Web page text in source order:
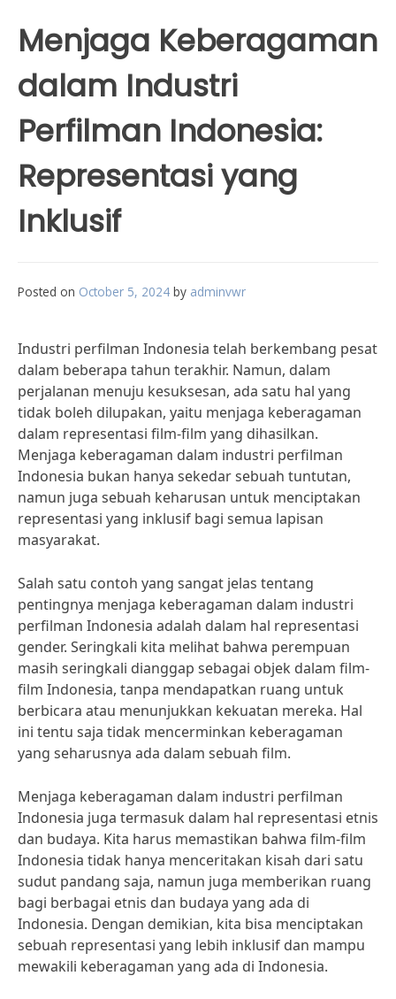
Menjaga Keberagaman
dalam Industri
Perfilman Indonesia:
Representasi yang
Inklusif
Posted on October 5, 2024 by adminvwr
Industri perfilman Indonesia telah berkembang pesat
dalam beberapa tahun terakhir. Namun, dalam
perjalanan menuju kesuksesan, ada satu hal yang
tidak boleh dilupakan, yaitu menjaga keberagaman
dalam representasi film-film yang dihasilkan.
Menjaga keberagaman dalam industri perfilman
Indonesia bukan hanya sekedar sebuah tuntutan,
namun juga sebuah keharusan untuk menciptakan
representasi yang inklusif bagi semua lapisan
masyarakat.
Salah satu contoh yang sangat jelas tentang
pentingnya menjaga keberagaman dalam industri
perfilman Indonesia adalah dalam hal representasi
gender. Seringkali kita melihat bahwa perempuan
masih seringkali dianggap sebagai objek dalam film-
film Indonesia, tanpa mendapatkan ruang untuk
berbicara atau menunjukkan kekuatan mereka. Hal
ini tentu saja tidak mencerminkan keberagaman
yang seharusnya ada dalam sebuah film.
Menjaga keberagaman dalam industri perfilman
Indonesia juga termasuk dalam hal representasi etnis
dan budaya. Kita harus memastikan bahwa film-film
Indonesia tidak hanya menceritakan kisah dari satu
sudut pandang saja, namun juga memberikan ruang
bagi berbagai etnis dan budaya yang ada di
Indonesia. Dengan demikian, kita bisa menciptakan
sebuah representasi yang lebih inklusif dan mampu
mewakili keberagaman yang ada di Indonesia.